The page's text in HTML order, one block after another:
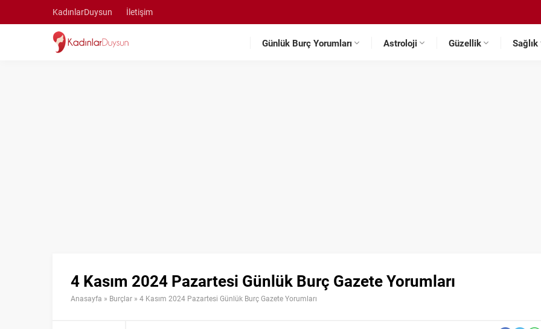
KadınlarDuysun İletişim
Günlük Burç Yorumları Astroloji Güzellik Sağlık
4 Kasım 2024 Pazartesi Günlük Burç Gazete Yorumları
Anasayfa » Burçlar » 4 Kasım 2024 Pazartesi Günlük Burç Gazete Yorumları